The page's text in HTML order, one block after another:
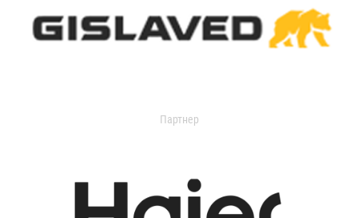
Партнер